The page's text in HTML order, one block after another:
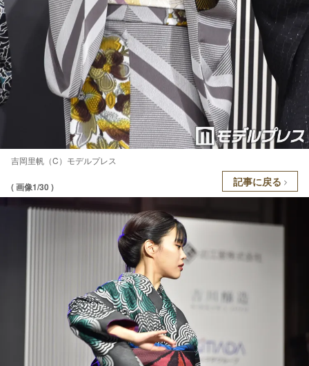
吉岡里帆（C）モデルプレス
( 画像1/30 ) 記事に戻る